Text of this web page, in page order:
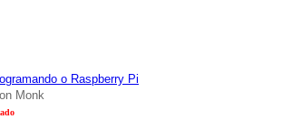
o Raspberry Pi
Monk